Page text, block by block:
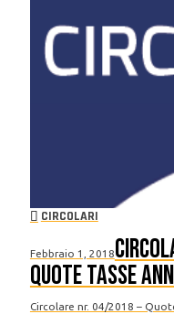
CIRCOLARI
Febbraio 1, 2018
Quote tasse
Circolare nr. 04/2018 –